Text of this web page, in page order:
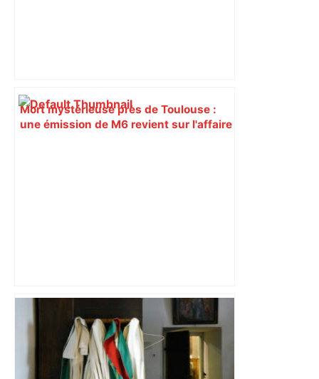
Mort mystérieuse près de Toulouse :
une émission de M6 revient sur l'affaire
Près de Toulouse : dans cette zone
économique, un axe majeur va être
fermé en fin de soirée, voici les
déviations – Actu.fr